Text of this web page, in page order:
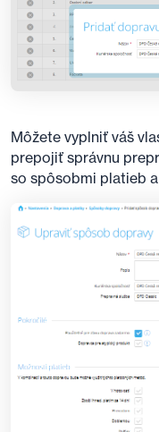
Môžete vyplniť váš
prepojiť správnu
so spôsobmi platieb a